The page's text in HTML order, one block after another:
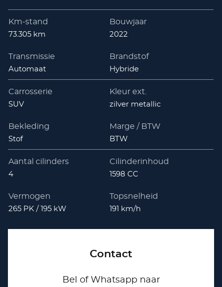
Km-stand
73.305 km
Bouwjaar
2022
Transmissie
Automaat
Brandstof
Hybride
Carrosserie
SUV
Kleur ext.
zilver metallic
Bekleding
Stof
Marge / BTW
BTW
Aantal cilinders
4
Cilinderinhoud
1598 CC
Vermogen
265 PK / 195 kW
Topsnelheid
191 km/h
Contact
Bel of Whatsapp naar